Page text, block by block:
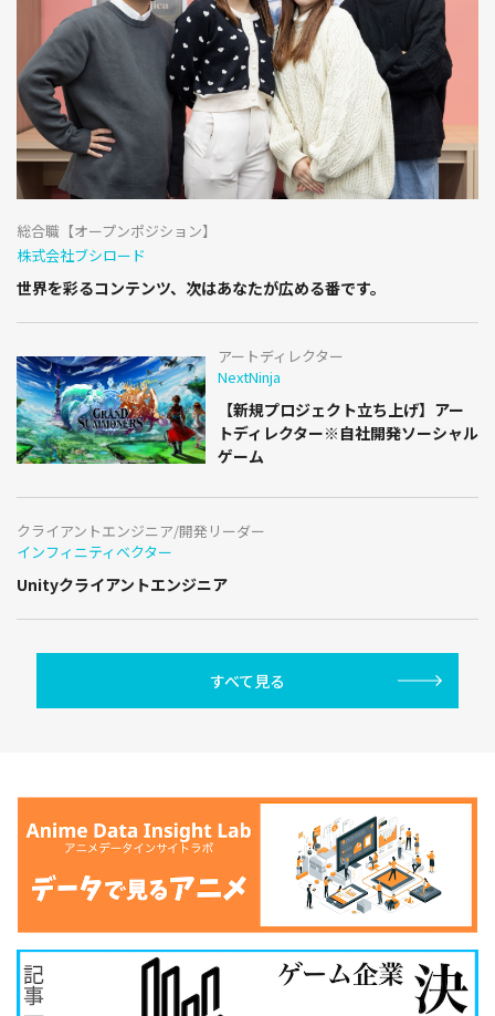
総合職【オープンポジション】
株式会社ブシロード
世界を彩るコンテンツ、次はあなたが広める番です。
アートディレクター
NextNinja
【新規プロジェクト立ち上げ】アー
トディレクター※自社開発ソーシャル
ゲーム
クライアントエンジニア/開発リーダー
インフィニティベクター
Unityクライアントエンジニア
すべて見る